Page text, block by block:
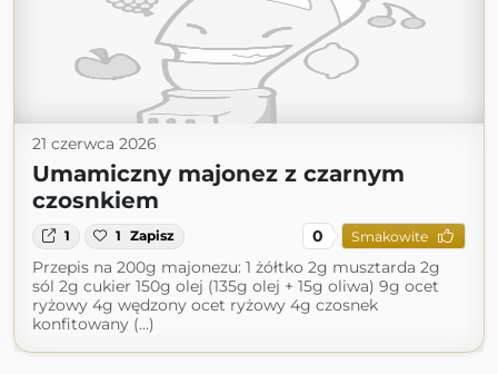
21 czerwca 2026
Umamiczny majonez z czarnym
czosnkiem
1 1 Zapisz 0 Smakowite
Przepis na 200g majonezu: 1 żółtko 2g musztarda 2g
sól 2g cukier 150g olej (135g olej + 15g oliwa) 9g ocet
ryżowy 4g wędzony ocet ryżowy 4g czosnek
konfitowany (...)